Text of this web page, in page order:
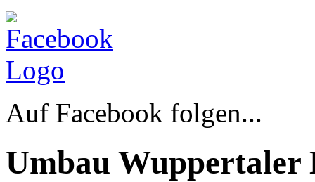
Auf Facebook folgen...
Umbau Wuppertaler